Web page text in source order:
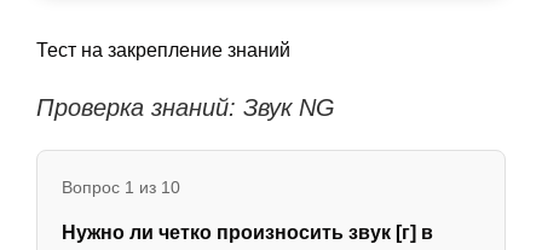
Тест на закрепление знаний
Проверка знаний: Звук NG
Вопрос 1 из 10
Нужно ли четко произносить звук [г] в